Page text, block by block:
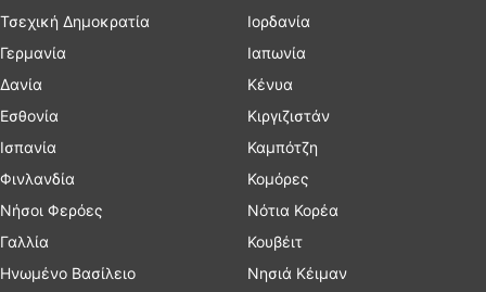
Τσεχική Δημοκρατία
Γερμανία
Δανία
Εσθονία
Ισπανία
Φινλανδία
Νήσοι Φερόες
Γαλλία
Ηνωμένο Βασίλειο
Ιορδανία
Ιαπωνία
Κένυα
Κιργιζιστάν
Καμπότζη
Κομόρες
Νότια Κορέα
Κουβέιτ
Νησιά Κέιμαν